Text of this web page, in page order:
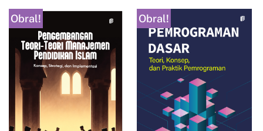
Obral! Obral!